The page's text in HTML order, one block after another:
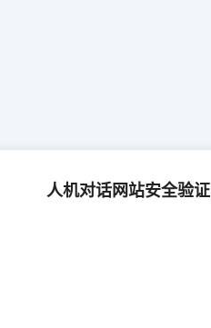
人机对话网站安全验证